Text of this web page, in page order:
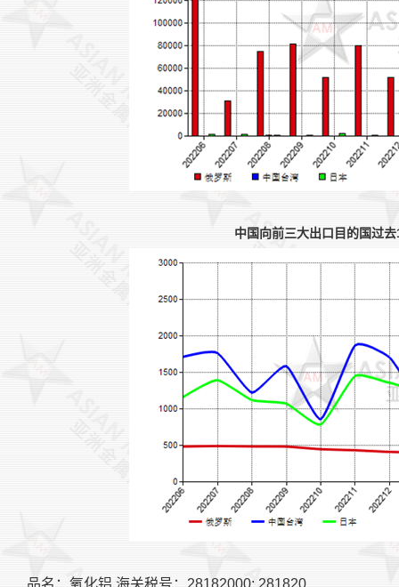
中国向前三大出口目的国过
品名：氧化铝 海关税号：28182000; 281820